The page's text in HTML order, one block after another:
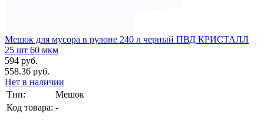
Мешок для мусора в рулоне 240 л черный ПВД КРИСТАЛЛ
25 шт 60 мкм
594 руб.
558.36 руб.
Нет в наличии
Тип:
Мешок
Код товара: -